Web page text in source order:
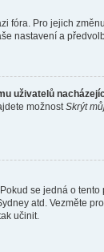
Pro jejich
nastavení a
uživatelů
možnost Skrýt
se jedná o
atd. Vezměte
učinit.